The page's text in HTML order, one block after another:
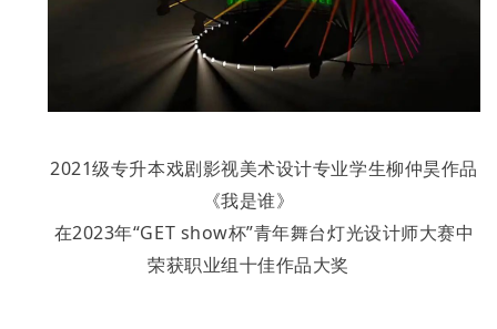
2021级专升本戏剧影视美术设计专业学生柳仲昊作品
《我是谁》
在2023年“GET show杯”青年舞台灯光设计师大赛中
荣获职业组十佳作品大奖